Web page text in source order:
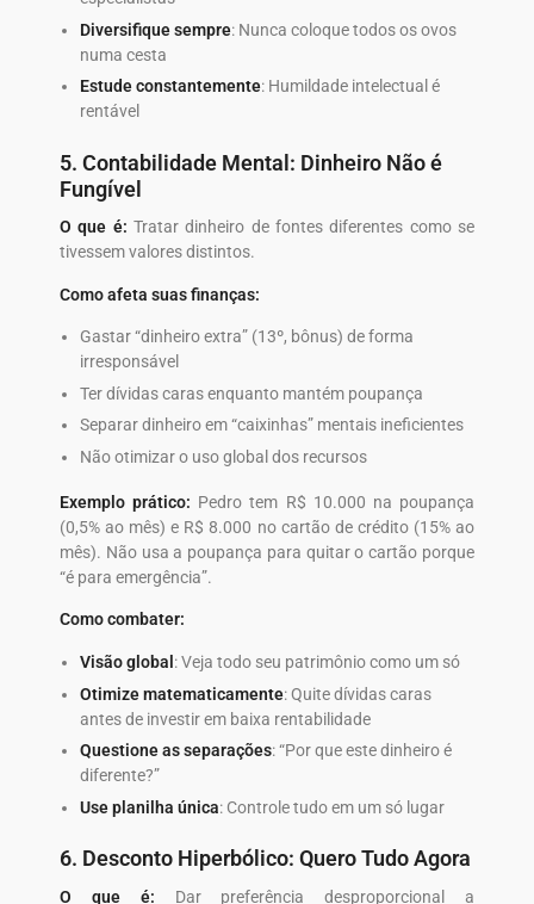
Diversifique sempre: Nunca coloque todos os ovos
numa cesta
Estude constantemente: Humildade intelectual é
rentável
5. Contabilidade Mental: Dinheiro Não é
Fungível
O que é: Tratar dinheiro de fontes diferentes como se
tivessem valores distintos.
Como afeta suas finanças:
Gastar “dinheiro extra” (13º, bônus) de forma
irresponsável
Ter dívidas caras enquanto mantém poupança
Separar dinheiro em “caixinhas” mentais ineficientes
Não otimizar o uso global dos recursos
Exemplo prático: Pedro tem R$ 10.000 na poupança
(0,5% ao mês) e R$ 8.000 no cartão de crédito (15% ao
mês). Não usa a poupança para quitar o cartão porque
“é para emergência”.
Como combater:
Visão global : Veja todo seu patrimônio como um só
Otimize matematicamente: Quite dívidas caras
antes de investir em baixa rentabilidade
Questione as separações: “Por que este dinheiro é
diferente?”
Use planilha única: Controle tudo em um só lugar
6. Desconto Hiperbólico: Quero Tudo Agora
O que é: Dar preferência desproporcional a